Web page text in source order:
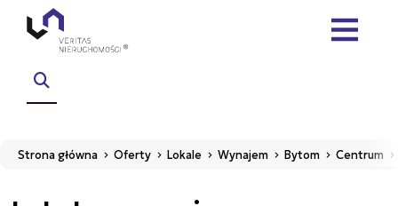
Strona główna Oferty Lokale Wynajem Bytom Centrum